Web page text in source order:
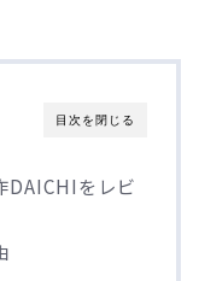
目次を閉じる
DAICHIをレビ